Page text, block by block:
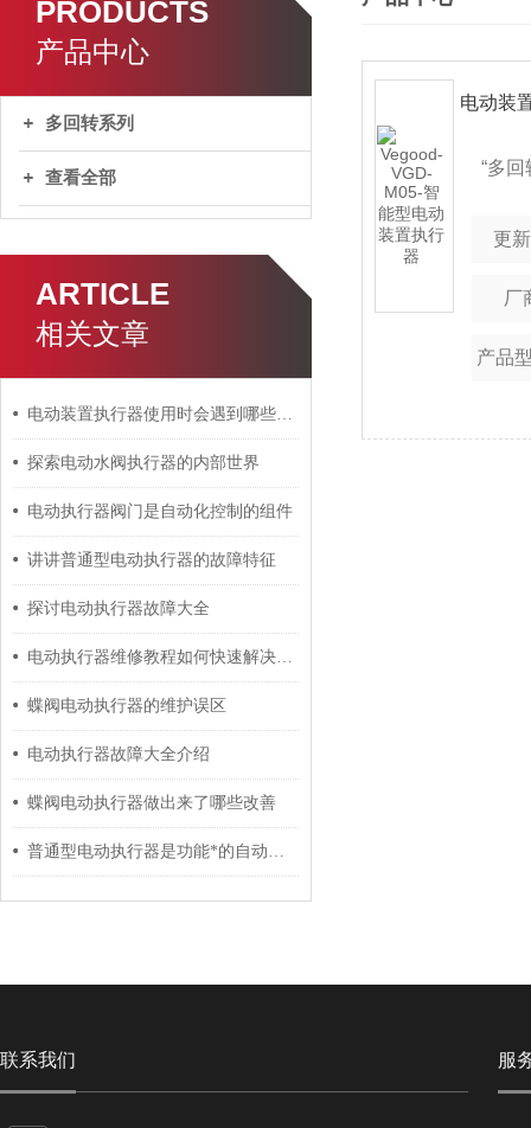
PRODUCTS
产品中心
多回转系列
查看全部
ARTICLE
相关文章
电动装置执行器使用时会遇到哪些问题
探索电动水阀执行器的内部世界
电动执行器阀门是自动化控制的组件
讲讲普通型电动执行器的故障特征
探讨电动执行器故障大全
电动执行器维修教程如何快速解决常见故障
蝶阀电动执行器的维护误区
电动执行器故障大全介绍
蝶阀电动执行器做出来了哪些改善
普通型电动执行器是功能*的自动化驱动装置
电动装
“多
控制
执行
更
厂
产品
联系我们 服